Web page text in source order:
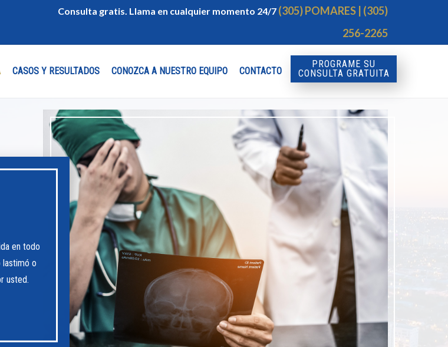
Consulta gratis. Llama en cualquier momento 24/7 (305) POMARES | (305)
256-2265
CASOS Y RESULTADOS CONOZCA A NUESTRO EQUIPO CONTACTO
PROGRAME SU
CONSULTA GRATUITA
en todo
lastimó o
usted.